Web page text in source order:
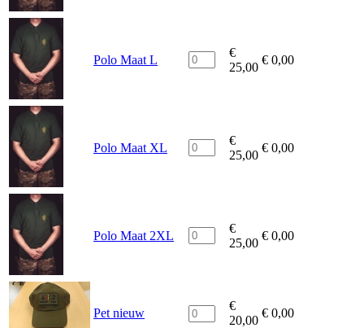
Polo Maat L
€
25,00
€ 0,00
Polo Maat XL
€
25,00
€ 0,00
Polo Maat 2XL
€
25,00
€ 0,00
Pet nieuw
€
20,00
€ 0,00